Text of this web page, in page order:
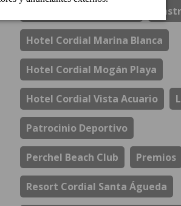
Hotel Cordial Marina Blanca
Hotel Cordial Mogán Playa
Hotel Cordial Vista Acuario
Patrocinio Deportivo
Perchel Beach Club Premios
Resort Cordial Santa Águeda